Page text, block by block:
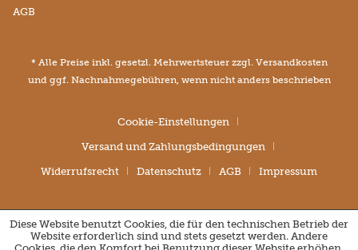
AGB
* Alle Preise inkl. gesetzl. Mehrwertsteuer zzgl. Versandkosten
und ggf. Nachnahmegebühren, wenn nicht anders beschrieben
Cookie-Einstellungen
Versand und Zahlungsbedingungen
Widerrufsrecht Datenschutz AGB Impressum
Diese Website benutzt Cookies, die für den technischen Betrieb der
Website erforderlich sind und stets gesetzt werden. Andere